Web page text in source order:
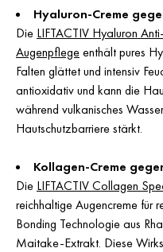
Hyaluron-Creme
Die LIFTACTIV Hyaluron
Augenpflegeenthält pures
Falten glättet und intensiv
antioxidativ und kann die
während vulkanisches
Hautschutzbarriere stärkt.
Kollagen-Creme
Die LIFTACTIV Collagen
reichhaltige Augencreme für
Bonding Technologie aus
Maitake-Extrakt. Diese